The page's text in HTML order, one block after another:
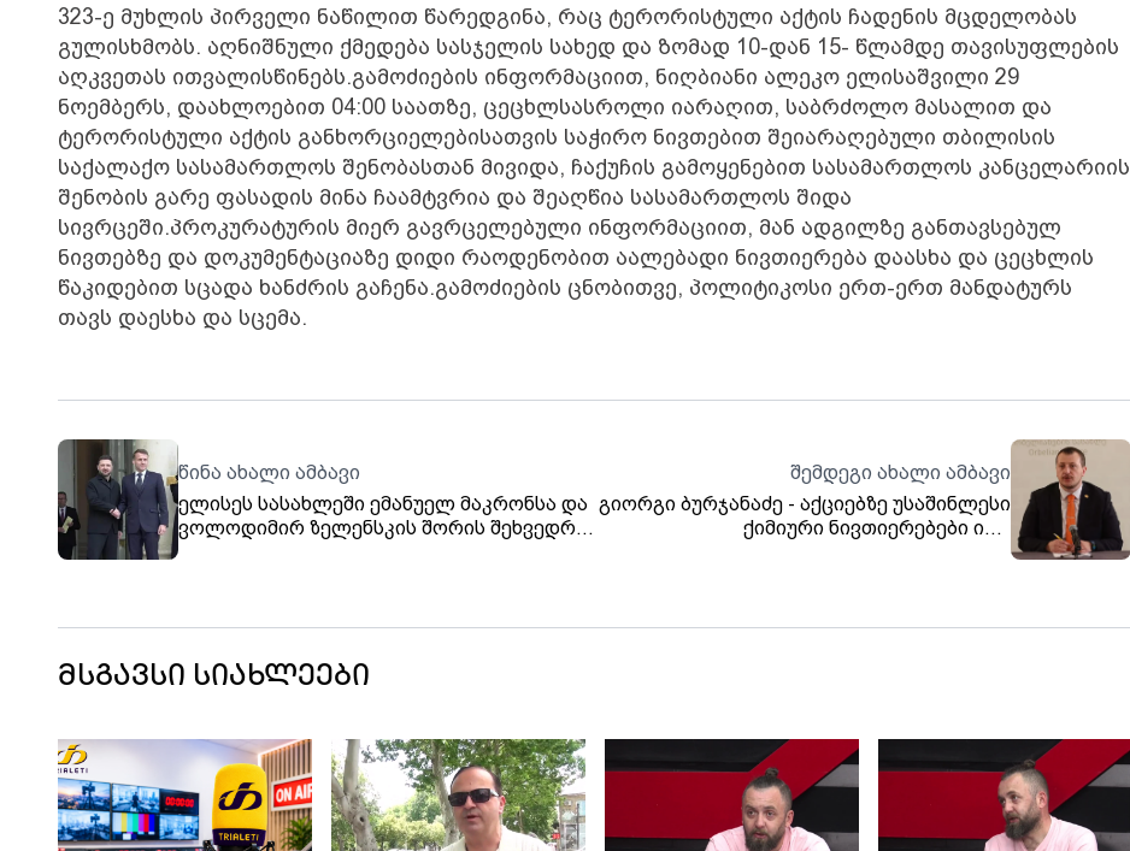
323-ე მუხლის პირველი ნაწილით წარედგინა, რაც ტერორისტული აქტის ჩადენის მცდელობას
გულისხმობს. აღნიშნული ქმედება სასჯელის სახედ და ზომად 10-დან 15- წლამდე თავისუფლების
აღკვეთას ითვალისწინებს.გამოძიების ინფორმაციით, ნიღბიანი ალეკო ელისაშვილი 29
ნოემბერს, დაახლოებით 04:00 საათზე, ცეცხლსასროლი იარაღით, საბრძოლო მასალით და
ტერორისტული აქტის განხორციელებისათვის საჭირო ნივთებით შეიარაღებული თბილისის
საქალაქო სასამართლოს შენობასთან მივიდა, ჩაქუჩის გამოყენებით სასამართლოს კანცელარიის
შენობის გარე ფასადის მინა ჩაამტვრია და შეაღწია სასამართლოს შიდა
სივრცეში.პროკურატურის მიერ გავრცელებული ინფორმაციით, მან ადგილზე განთავსებულ
ნივთებზე და დოკუმენტაციაზე დიდი რაოდენობით აალებადი ნივთიერება დაასხა და ცეცხლის
წაკიდებით სცადა ხანძრის გაჩენა.გამოძიების ცნობითვე, პოლიტიკოსი ერთ-ერთ მანდატურს
თავს დაესხა და სცემა.
წინა ახალი ამბავი
ელისეს სასახლეში ემანუელ მაკრონსა და
ვოლოდიმირ ზელენსკის შორის შეხვედრა
შემდეგი ახალი ამბავი
გიორგი ბურჯანაძე - აქციებზე უსაშინლესი
ქიმიური ნივთიერებები იყო
გამოყენებული, რამდენჯერმე ლამის
ივანიშვილის რაზმებმა ისტორიაში
მსგავსი სიახლეები